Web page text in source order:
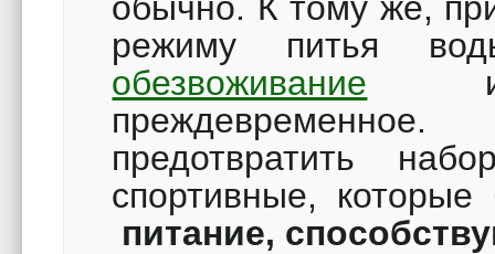
режиму питья
обезвоживание и
предотвратить
спортивные,
питание,